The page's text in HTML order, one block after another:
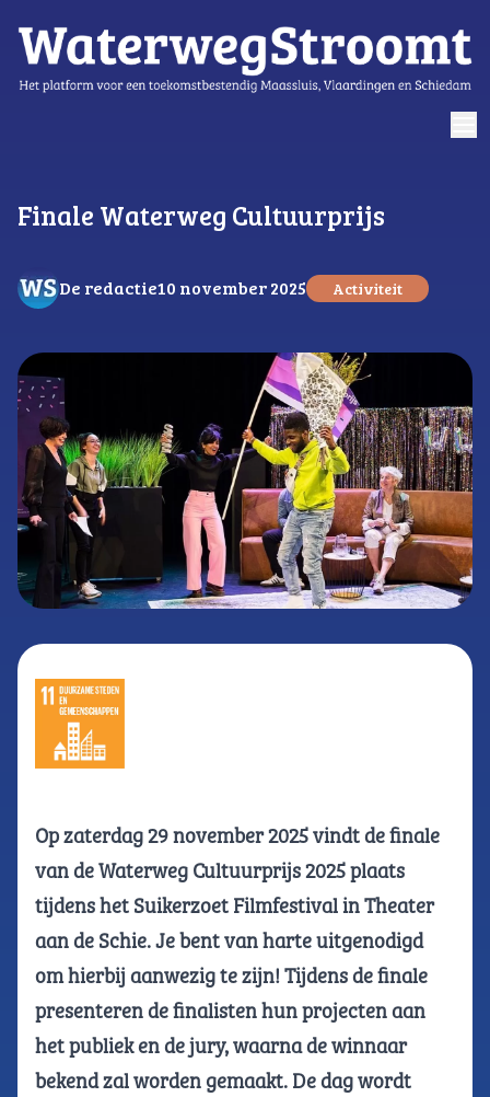
Finale Waterweg Cultuurprijs
De redactie10 november 2025 Activiteit
Op zaterdag 29 november 2025 vindt de finale
van de Waterweg Cultuurprijs 2025 plaats
tijdens het Suikerzoet Filmfestival in Theater
aan de Schie. Je bent van harte uitgenodigd
om hierbij aanwezig te zijn! Tijdens de finale
presenteren de finalisten hun projecten aan
het publiek en de jury, waarna de winnaar
bekend zal worden gemaakt. De dag wordt